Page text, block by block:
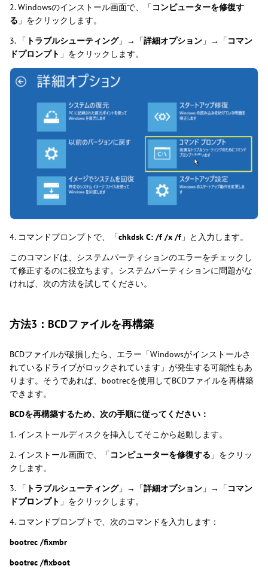
2. Windowsのインストール画面で、「コンピューターを修復す
る 」をクリックします。
3. 「 トラブルシューティング」→「詳細オプション 」→「コマン
ドプロンプト 」をクリックします。
4. コマンドプロンプトで、「chkdsk C: /f /x /f 」と入力します。
このコマンドは、システムパーティションのエラーをチェックし
て修正するのに役立ちます。システムパーティションに問題がな
ければ、次の方法を試してください。
方法3：BCDファイルを再構築
BCDファイルが破損したら、エラー「Windowsがインストールさ
れているドライブがロックされています」が発生する可能性もあ
ります。そうであれば、bootrecを使用してBCDファイルを再構築
できます。
BCDを再構築するため、次の手順に従ってください：
1. インストールディスクを挿入してそこから起動します。
2. インストール画面で、「コンピューターを修復する 」をクリッ
クします。
3. 「 トラブルシューティング」→「詳細オプション 」→「コマン
ドプロンプト 」をクリックします。
4. コマンドプロンプトで、次のコマンドを入力します：
bootrec /fixmbr
bootrec /fixboot